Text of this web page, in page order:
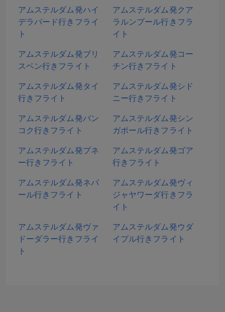
アムステルダム発ハイ
デラバード行きフライ
ト
アムステルダム発クア
ラルンプール行きフラ
イト
アムステルダム発ブリ
スベン行きフライト
アムステルダム発コー
チン行きフライト
アムステルダム発タイ
行きフライト
アムステルダム発シド
ニー行きフライト
アムステルダム発バン
コク行きフライト
アムステルダム発シン
ガポール行きフライト
アムステルダム発プネ
ー行きフライト
アムステルダム発ゴア
行きフライト
アムステルダム発ネパ
ール行きフライト
アムステルダム発ヴィ
ジャヤワーダ行きフラ
イト
アムステルダム発ヴァ
ドーダラー行きフライ
ト
アムステルダム発ウダ
イプル行きフライト